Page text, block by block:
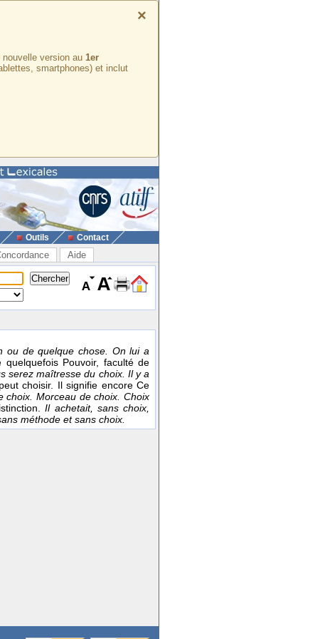
×
version au 1er
smartphones) et inclut
Outils Contact
Aide
ou de quelque chose. On lui a
quelquefois Pouvoir, faculté de
serez maîtresse du choix. Il y a
choisir. Il signifie encore Ce
choix. Morceau de choix. Choix
Il achetait, sans choix,
méthode et sans choix.